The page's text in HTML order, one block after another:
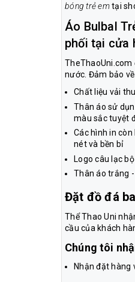
bóng trẻ emtại
Áo Bulbal
phối tại cửa
TheThaoUni.com
nước. Đảm bảo
Chất liệu vải
Thân áo sử
màu sắc tuyệt
Các hình in
nét và bền bỉ
Logo câu lạc
Thân áo trắng
Đặt đồ đá
Thể Thao Uni
cầu của khách
Chúng tôi
Nhận đặt hàng